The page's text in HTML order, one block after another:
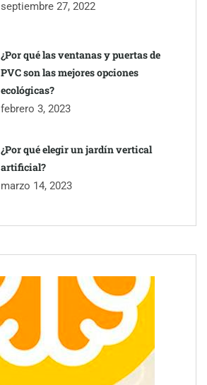
septiembre 27, 2022
¿Por qué las ventanas y puertas de
PVC son las mejores opciones
ecológicas?
febrero 3, 2023
¿Por qué elegir un jardín vertical
artificial?
marzo 14, 2023